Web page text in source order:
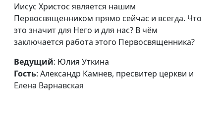
и Елена
Варнавская
Божий суд и два
Юлия Уткина,
и Елена
Иисус Христос является нашим
Первосвященником прямо сейчас и всегда. Что
это значит для Него и для нас? В чём
заключается работа этого Первосвященника?
Ведущий: Юлия Уткина
Гость: Александр Камнев, пресвитер церкви и
Елена Варнавская